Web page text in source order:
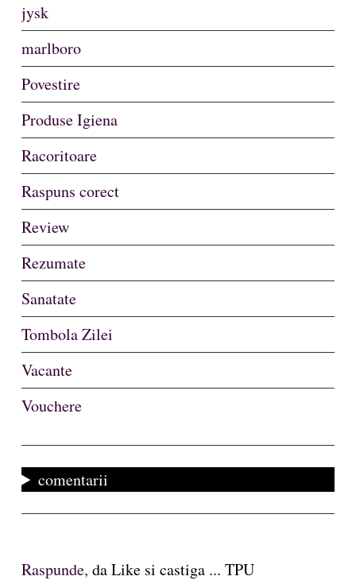
jysk
marlboro
Povestire
Produse Igiena
Racoritoare
Raspuns corect
Review
Rezumate
Sanatate
Tombola Zilei
Vacante
Vouchere
comentarii
Raspunde, da Like si castiga ... TPU